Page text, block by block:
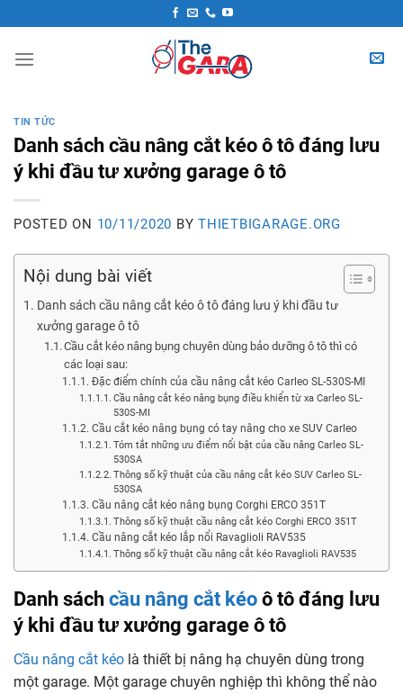
to
content
TIN TỨC
Danh sách cầu nâng cắt kéo ô tô đáng lưu
ý khi đầu tư xưởng garage ô tô
POSTED ON 10/11/2020 BY THIETBIGARAGE.ORG
Nội dung bài viết
Danh sách cầu nâng cắt kéo ô tô đáng lưu ý khi đầu tư
xưởng garage ô tô
Cầu cắt kéo nâng bụng chuyên dùng bảo dưỡng ô tô thì có
các loại sau:
Đặc điểm chính của cầu nâng cắt kéo Carleo SL-530S-MI
Cầu nâng cắt kéo nâng bụng điều khiển từ xa Carleo SL-
530S-MI
Cầu cắt kéo nâng bụng có tay nâng cho xe SUV Carleo
Tóm tắt những ưu điểm nổi bật của cầu nâng Carleo SL-
530SA
Thông số kỹ thuật của cầu nâng cắt kéo SUV Carleo SL-
530SA
Cầu nâng cắt kéo nâng bụng Corghi ERCO 351T
Thông số kỹ thuật cầu nâng cắt kéo Corghi ERCO 351T
Cầu nâng cắt kéo lắp nổi Ravaglioli RAV535
Thông số kỹ thuật cầu nâng cắt kéo Ravaglioli RAV535
Danh sáchcầu nâng cắt kéoô tô đáng lưu
ý khi đầu tư xưởng garage ô tô
Cầu nâng cắt kéo là thiết bị nâng hạ chuyên dùng trong
một garage. Một garage chuyên nghiệp thì không thể nào